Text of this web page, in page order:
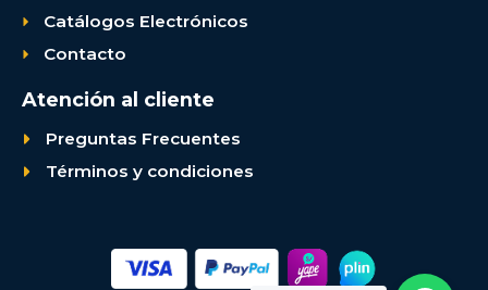
Catálogos Electrónicos
Contacto
Atención al cliente
Preguntas Frecuentes
Términos y condiciones